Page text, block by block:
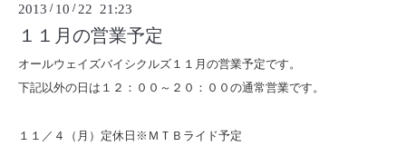
2013 / 10 / 22 21:23
１１月の営業予定
オールウェイズバイシクルズ１１月の営業予定です。
下記以外の日は１２：００～２０：００の通常営業です。
１１／４（月）定休日※ＭＴＢライド予定